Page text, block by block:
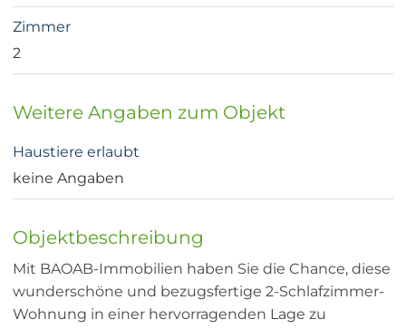
Zimmer
2
Weitere Angaben zum Objekt
Haustiere erlaubt
keine Angaben
Objektbeschreibung
Mit BAOAB-Immobilien haben Sie die Chance, diese
wunderschöne und bezugsfertige 2-Schlafzimmer-
Wohnung in einer hervorragenden Lage zu